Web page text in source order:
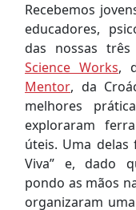
Recebemos
educadores,
das nossas três
Science Works,
Mentor, da
melhores
exploraram
úteis. Uma delas
Viva” e, dado
pondo as mãos
organizaram